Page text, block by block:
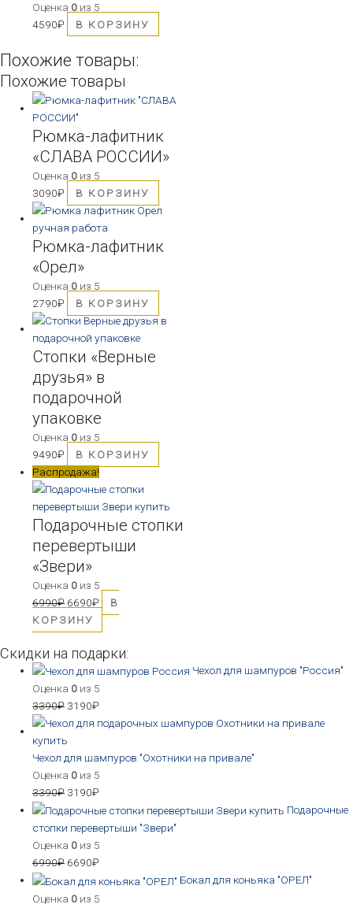
Оценка 0 из 5
4590₽ В КОРЗИНУ
Похожие товары:
Похожие товары
Рюмка-лафитник
«СЛАВА РОССИИ»
Оценка 0 из 5
3090₽ В КОРЗИНУ
Рюмка-лафитник
«Орел»
Оценка 0 из 5
2790₽ В КОРЗИНУ
Стопки «Верные
друзья» в
подарочной
упаковке
Оценка 0 из 5
9490₽
В КОРЗИНУ
Распродажа!
Подарочные стопки
перевертыши
«Звери»
Оценка 0 из 5
6990₽ 6690₽
В
КОРЗИНУ
Скидки на подарки:
Чехол для шампуров "Россия"
Оценка 0 из 5
3390₽ 3190₽
Чехол для шампуров "Охотники на привале"
Оценка 0 из 5
3390₽ 3190₽
Подарочные
стопки перевертыши "Звери"
Оценка 0 из 5
6990₽ 6690₽
Бокал для коньяка "ОРЕЛ"
Оценка 0 из 5